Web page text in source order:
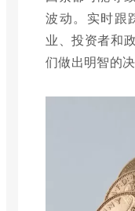
波动。实时跟
业、投资者和
们做出明智的